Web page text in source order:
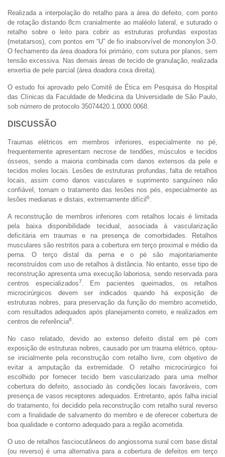
Realizada a interpolação do retalho para a área do defeito, com ponto
de rotação distando 8cm cranialmente ao maléolo lateral, e suturado o
retalho sobre o leito para cobrir as estruturas profundas expostas
(metatarsos), com pontos em “U” de fio inabsorvível de mononylon 3-0.
O fechamento da área doadora foi primário, com sutura por planos, sem
tensão excessiva. Nas demais áreas de tecido de granulação, realizada
enxertia de pele parcial (área doadora coxa direita).
O estudo foi aprovado pelo Comitê de Ética em Pesquisa do Hospital
das Clínicas da Faculdade de Medicina da Universidade de São Paulo,
sob número de protocolo 35074420.1.0000.0068.
DISCUSSÃO
Traumas elétricos em membros inferiores, especialmente no pé,
frequentemente apresentam necrose de tendões, músculos e tecidos
ósseos, sendo a maioria combinada com danos extensos da pele e
tecidos moles locais. Lesões de estruturas profundas, falta de retalhos
locais, assim como danos vasculares e suprimento sanguíneo não
confiável, tornam o tratamento das lesões nos pés, especialmente as
lesões medianas e distais, extremamente difícil 6
A reconstrução de membros inferiores com retalhos locais é limitada
pela baixa disponibilidade tecidual, associada à vascularização
deficitária em traumas e na presença de comorbidades. Retalhos
musculares são restritos para a cobertura em terço proximal e médio da
perna. O terço distal da perna e o pé são majoritariamente
reconstruídos com uso de retalhos à distância. No entanto, esse tipo de
reconstrução apresenta uma execução laboriosa, sendo reservada para
centros especializados7
. Em pacientes queimados, os retalhos
microcirúrgicos devem ser indicados quando há exposição de
estruturas nobres, para preservação da função do membro acometido,
com resultados adequados após planejamento correto, e realizados em
centros de referência8
No caso relatado, devido ao extenso defeito distal em pé com
exposição de estruturas nobres, causado por um trauma elétrico, optou-
se inicialmente pela reconstrução com retalho livre, com objetivo de
evitar a amputação da extremidade. O retalho microcirúrgico foi
escolhido por fornecer tecido bem vascularizado para uma melhor
cobertura do defeito, associado às condições locais favoráveis, com
presença de vasos receptores adequados. Entretanto, após falha inicial
do tratamento, foi decidido pela reconstrução com retalho sural reverso
com a finalidade de salvamento do membro e de oferecer cobertura de
boa qualidade e contorno adequado para a região acometida.
O uso de retalhos fasciocutâneos do angiossoma sural com base distal
(ou reverso) é uma alternativa para a cobertura de defeitos em terço